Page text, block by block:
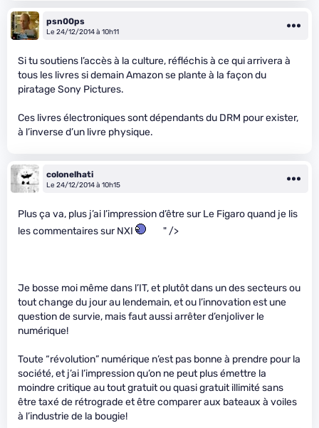
psn00ps
Le 24/12/2014 à 10h11
Si tu soutiens l’accès à la culture, réfléchis à ce qui arrivera à
tous les livres si demain Amazon se plante à la façon du
piratage Sony Pictures.
Ces livres électroniques sont dépendants du DRM pour exister,
à l’inverse d’un livre physique.
colonelhati
Le 24/12/2014 à 10h15
Plus ça va, plus j’ai l’impression d’être sur Le Figaro quand je lis
les commentaires sur NXI
" />
Je bosse moi même dans l’IT, et plutôt dans un des secteurs ou
tout change du jour au lendemain, et ou l’innovation est une
question de survie, mais faut aussi arrêter d’enjoliver le
numérique!
Toute “révolution” numérique n’est pas bonne à prendre pour la
société, et j’ai l’impression qu’on ne peut plus émettre la
moindre critique au tout gratuit ou quasi gratuit illimité sans
être taxé de rétrograde et être comparer aux bateaux à voiles
à l’industrie de la bougie!